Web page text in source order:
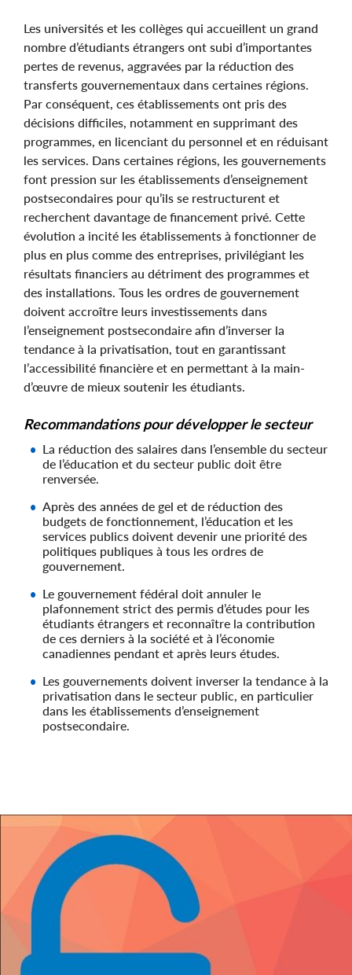
Les universités et les collèges qui accueillent un grand
nombre d’étudiants étrangers ont subi d’importantes
pertes de revenus, aggravées par la réduction des
transferts gouvernementaux dans certaines régions.
Par conséquent, ces établissements ont pris des
décisions difficiles, notamment en supprimant des
programmes, en licenciant du personnel et en réduisant
les services. Dans certaines régions, les gouvernements
font pression sur les établissements d’enseignement
postsecondaires pour qu’ils se restructurent et
recherchent davantage de financement privé. Cette
évolution a incité les établissements à fonctionner de
plus en plus comme des entreprises, privilégiant les
résultats financiers au détriment des programmes et
des installations. Tous les ordres de gouvernement
doivent accroître leurs investissements dans
l’enseignement postsecondaire afin d’inverser la
tendance à la privatisation, tout en garantissant
l’accessibilité financière et en permettant à la main-
d’œuvre de mieux soutenir les étudiants.
Recommandations pour développer le secteur
La réduction des salaires dans l’ensemble du secteur
de l’éducation et du secteur public doit être
renversée.
Après des années de gel et de réduction des
budgets de fonctionnement, l’éducation et les
services publics doivent devenir une priorité des
politiques publiques à tous les ordres de
gouvernement.
Le gouvernement fédéral doit annuler le
plafonnement strict des permis d’études pour les
étudiants étrangers et reconnaître la contribution
de ces derniers à la société et à l’économie
canadiennes pendant et après leurs études.
Les gouvernements doivent inverser la tendance à la
privatisation dans le secteur public, en particulier
dans les établissements d’enseignement
postsecondaire.